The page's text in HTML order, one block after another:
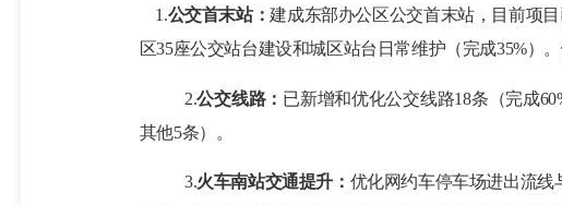
1.公交首末站：建成东部办公区公交首末站，目前项
区35座公交站台建设和城区站台日常维护（完成35%）。
2.公交线路： 已新增和优化公交线路18条 （完成
其他5条）。
3.火车南站交通提升： 优化网约车停车场进出流